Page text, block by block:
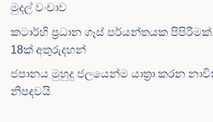
මුදල් වංචාව
කටාර්හි ප්‍රධාන ගෑස් පර්යන්තයක පිපිරීමක්.
18ක් අතුරුදහන්
ජපානය මුහුදු ජලයෙන්ම යාත්‍රා කරන
නිපදවයි